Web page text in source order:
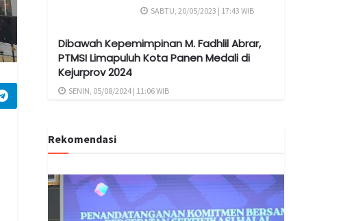
SABTU, 20/05/2023 | 17:43 WIB
Dibawah Kepemimpinan M. Fadhlil Abrar,
PTMSI Limapuluh Kota Panen Medali di
Kejurprov 2024
SENIN, 05/08/2024 | 11:06 WIB
Rekomendasi